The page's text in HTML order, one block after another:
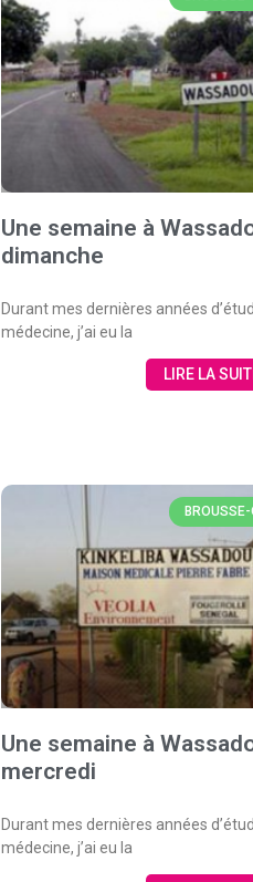
Une semaine à
dimanche
Durant mes dernières années
médecine, j’ai eu la
LIRE LA
Une semaine à
mercredi
Durant mes dernières années
médecine, j’ai eu la